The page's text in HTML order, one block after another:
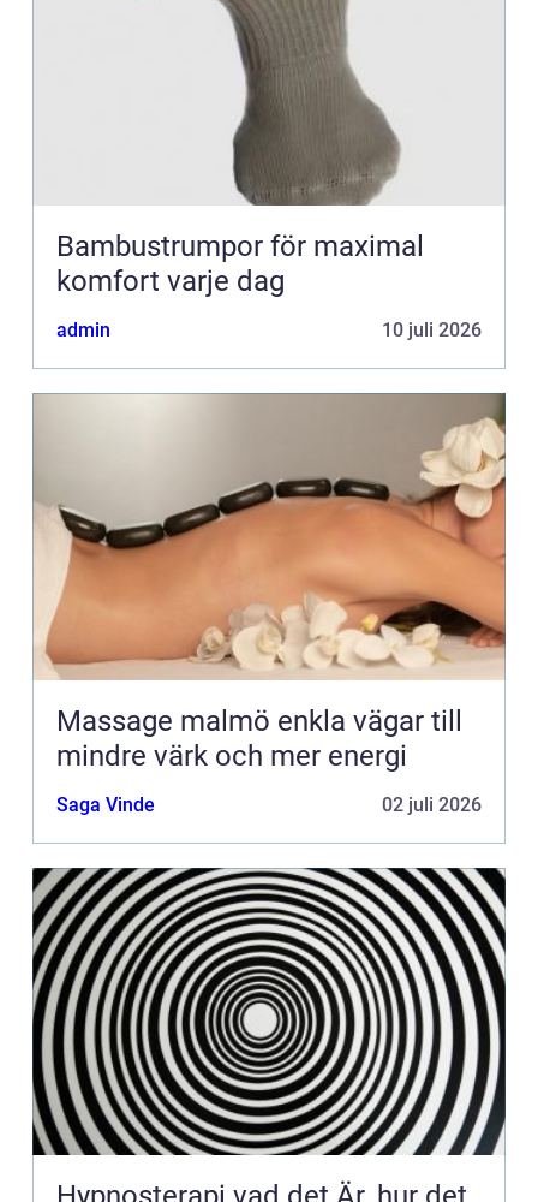
Bambustrumpor för maximal
komfort varje dag
admin 10 juli 2026
Massage malmö enkla vägar till
mindre värk och mer energi
Saga Vinde 02 juli 2026